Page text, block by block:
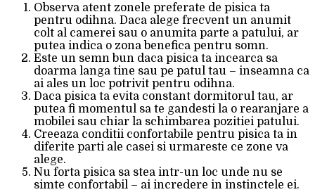
Observa atent zonele preferate de pisica ta
pentru odihna. Daca alege frecvent un anumit
colt al camerei sau o anumita parte a patului, ar
putea indica o zona benefica pentru somn.
Este un semn bun daca pisica ta incearca sa
doarma langa tine sau pe patul tau – inseamna ca
ai ales un loc potrivit pentru odihna.
Daca pisica ta evita constant dormitorul tau, ar
putea fi momentul sa te gandesti la o rearanjare a
mobilei sau chiar la schimbarea pozitiei patului.
Creeaza conditii confortabile pentru pisica ta in
diferite parti ale casei si urmareste ce zone va
alege.
Nu forta pisica sa stea intr-un loc unde nu se
simte confortabil – ai incredere in instinctele ei.